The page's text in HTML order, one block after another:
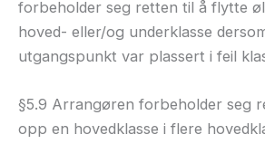
forbeholder seg retten til å flytte
hoved- eller/og underklasse
utgangspunkt var plassert i feil
§5.9 Arrangøren forbeholder seg
opp en hovedklasse i flere